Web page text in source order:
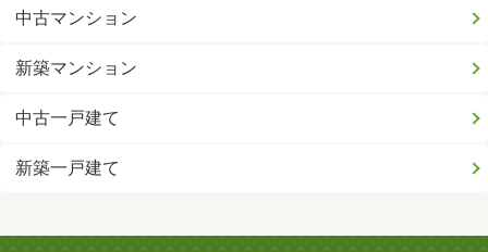
中古マンション
新築マンション
中古一戸建て
新築一戸建て